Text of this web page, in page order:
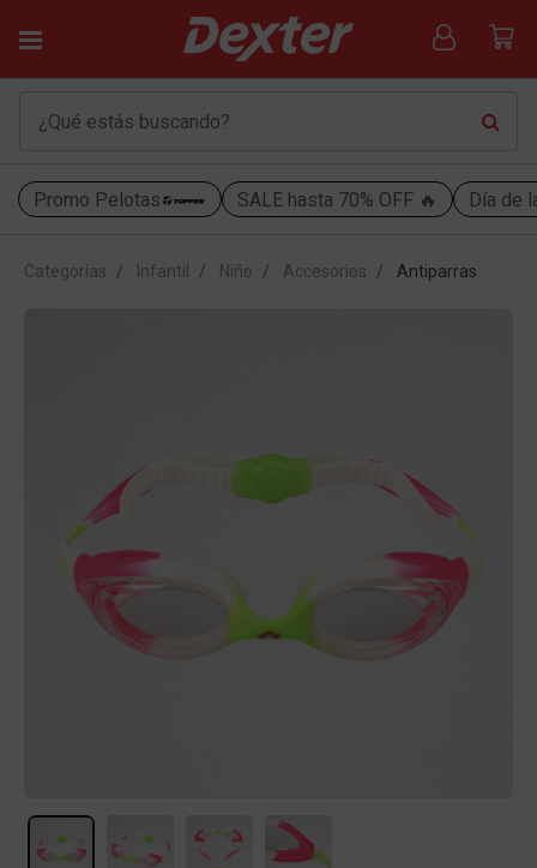
Promo Pelotas SALE hasta 70% OFF 🔥 Día de
Categorías Infantil Niño Accesorios Antiparras